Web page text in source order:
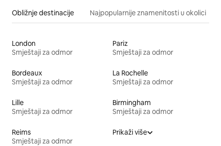
Obližnje destinacije Najpopularnije znamenitosti u okolici
London
Smještaji za odmor
Pariz
Smještaji za odmor
Bordeaux
Smještaji za odmor
La Rochelle
Smještaji za odmor
Lille
Smještaji za odmor
Birmingham
Smještaji za odmor
Reims
Smještaji za odmor
Prikaži više